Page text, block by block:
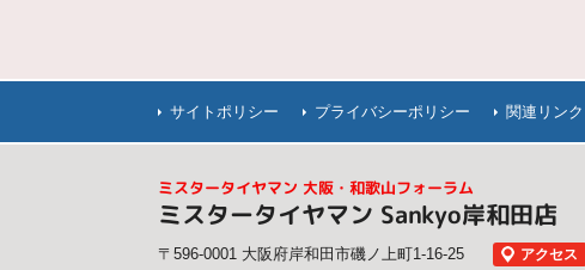
サイトポリシー プライバシーポリシー 関連リンク
ミスタータイヤマン 大阪・和歌山フォーラム
ミスタータイヤマン Sankyo岸和田店
〒596-0001 大阪府岸和田市磯ノ上町1-16-25 アクセス